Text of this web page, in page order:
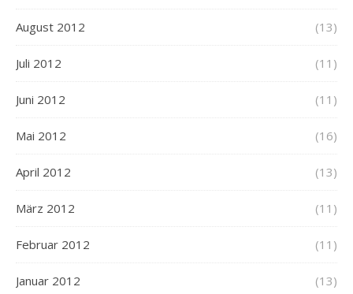
August 2012 (13)
Juli 2012 (11)
Juni 2012 (11)
Mai 2012 (16)
April 2012 (13)
März 2012 (11)
Februar 2012 (11)
Januar 2012 (13)